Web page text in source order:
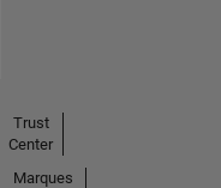
Trust
Center
Marques